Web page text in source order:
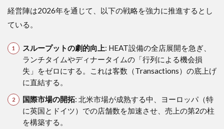
経営陣は2026年を通じて、以下の戦略を強力に推進するとし
ている。
スループットの劇的向上: HEAT設備の全店展開を急ぎ、
ランチタイムやディナータイムの「行列による機会損
失」をゼロにする。これは客数（Transactions）の底上げ
に直結する。
国際市場の開拓: 北米市場が成熟する中、ヨーロッパ（特
に英国とドイツ）での店舗数を加速させ、売上の第2の柱
を構築する。